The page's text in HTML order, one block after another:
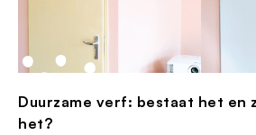
Duurzame verf: bestaat het en
het?